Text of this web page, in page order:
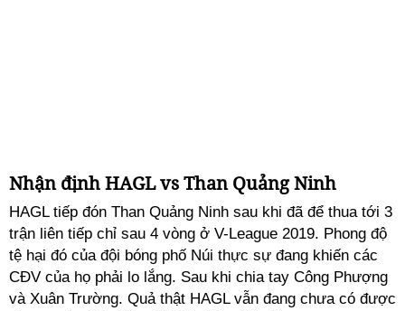
Nhận định HAGL vs Than Quảng Ninh
HAGL tiếp đón Than Quảng Ninh sau khi đã để thua tới 3
trận liên tiếp chỉ sau 4 vòng ở V-League 2019. Phong độ
tệ hại đó của đội bóng phố Núi thực sự đang khiến các
CĐV của họ phải lo lắng. Sau khi chia tay Công Phượng
và Xuân Trường. Quả thật HAGL vẫn đang chưa có được